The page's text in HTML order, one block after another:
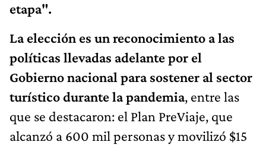
etapa".
La elección es un reconocimiento a las
políticas llevadas adelante por el
Gobierno nacional para sostener al sector
turístico durante la pandemia, entre las
que se destacaron: el Plan PreViaje, que
alcanzó a 600 mil personas y movilizó $15